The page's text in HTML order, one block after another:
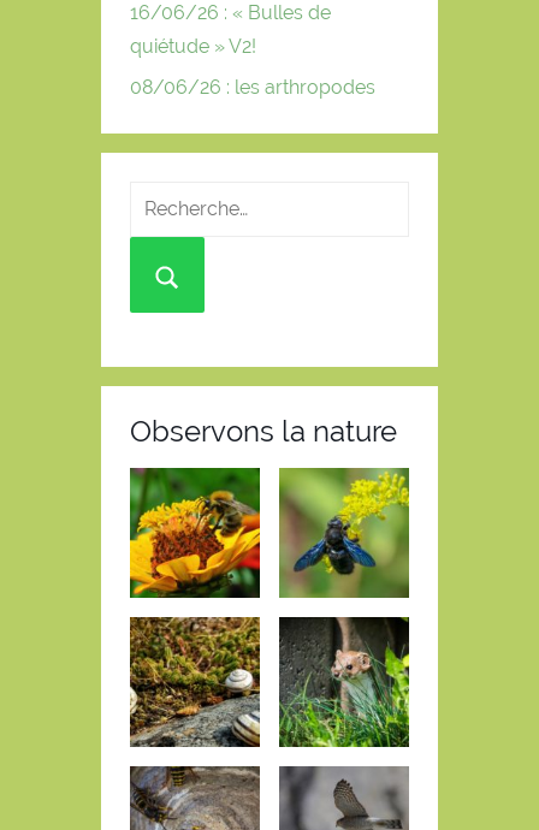
16/06/26 : « Bulles de
quiétude » V2!
08/06/26 : les arthropodes
Observons la nature